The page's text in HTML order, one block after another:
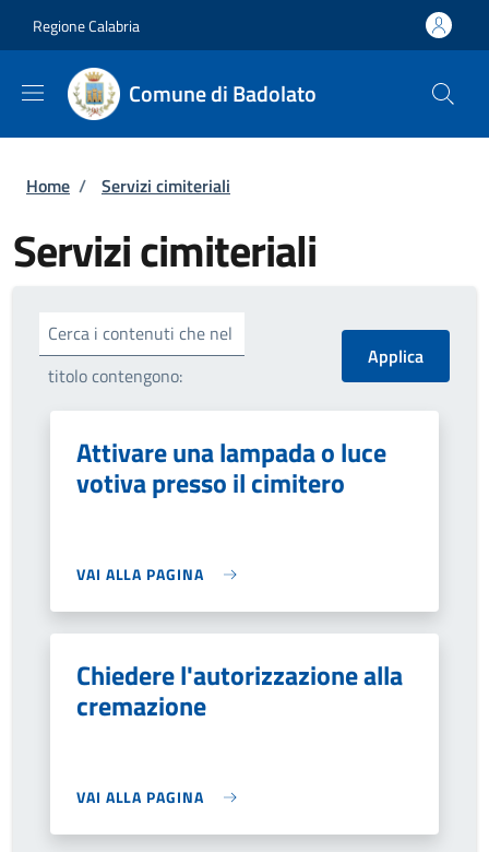
Regione Calabria
Comune di Badolato
Briciole di pane
Home / Servizi cimiteriali
Servizi cimiteriali
Cerca i contenuti che nel
titolo contengono:
Attivare una lampada o luce
votiva presso il cimitero
VAI ALLA PAGINA
Chiedere l'autorizzazione alla
cremazione
VAI ALLA PAGINA